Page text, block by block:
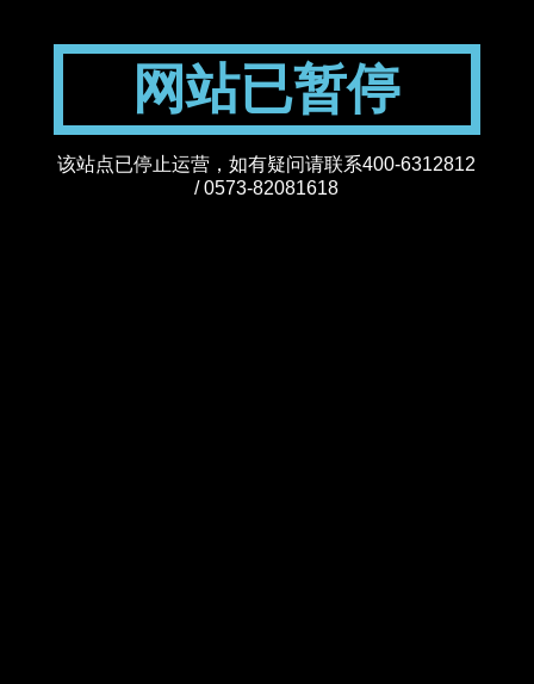
网站已暂停
该站点已停止运营，如有疑问请联系400-6312812
/ 0573-82081618